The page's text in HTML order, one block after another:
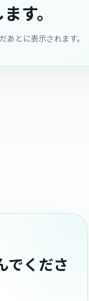
す。
とに表示されます。
でくださ